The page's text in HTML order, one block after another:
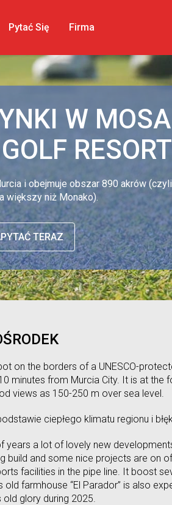
Pytać Się Firma
W
RESORT
i obejmuje obszar 890 akrów
większy niż Monako).
TERAZ
on the borders of a UNESCO-
minutes from Murcia City. It is at the
views as 150-250 m over sea level.
ciepłego klimatu regionu i
a lot of lovely new
build and some nice projects are on
facilities in the pipe line. It boost
farmhouse “El Parador” is also
glory during 2025.